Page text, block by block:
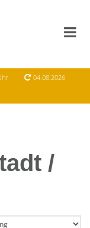
04.08.2026
/